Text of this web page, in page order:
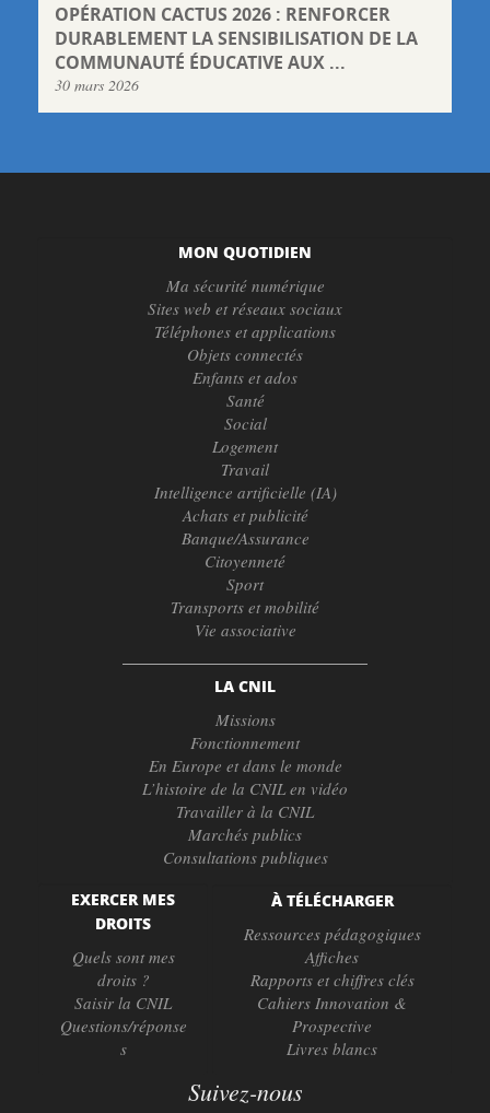
OPÉRATION CACTUS 2026 : RENFORCER
DURABLEMENT LA SENSIBILISATION DE LA
COMMUNAUTÉ ÉDUCATIVE AUX ...
30 mars 2026
MON QUOTIDIEN
Ma sécurité numérique
Sites web et réseaux sociaux
Téléphones et applications
Objets connectés
Enfants et ados
Santé
Social
Logement
Travail
Intelligence artificielle (IA)
Achats et publicité
Banque/Assurance
Citoyenneté
Sport
Transports et mobilité
Vie associative
LA CNIL
Missions
Fonctionnement
En Europe et dans le monde
L’histoire de la CNIL en vidéo
Travailler à la CNIL
Marchés publics
Consultations publiques
EXERCER MES
DROITS
Quels sont mes
droits ?
Saisir la CNIL
Questions/réponse
s
À TÉLÉCHARGER
Ressources pédagogiques
Affiches
Rapports et chiffres clés
Cahiers Innovation &
Prospective
Livres blancs
Suivez-nous